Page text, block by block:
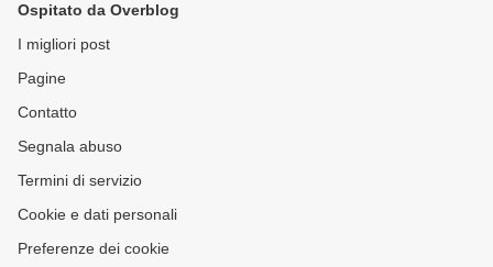
continuare a correre
Ospitato da Overblog
I migliori post
Pagine
Contatto
Segnala abuso
Termini di servizio
Cookie e dati personali
Preferenze dei cookie